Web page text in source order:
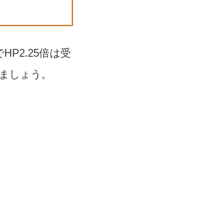
HP2.25倍は受
しょう。